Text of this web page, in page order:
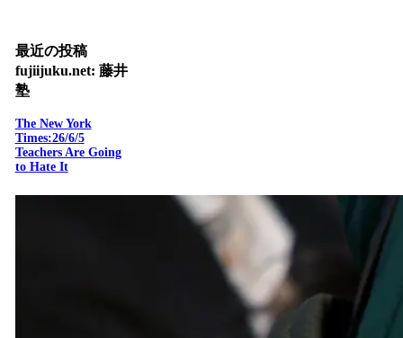
最近の投稿
fujiijuku.net: 藤井
塾
The New York
Times:26/6/5
Teachers Are Going
to Hate It